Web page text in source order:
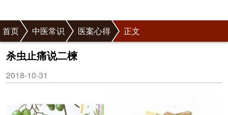
首页 中医常识 医案心得 正文
杀虫止痛说二楝
2018-10-31